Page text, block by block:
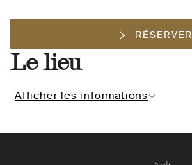
RÉSERVER
Le lieu
Afficher les informations